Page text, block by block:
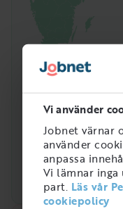
Vi använder
Jobnet värnar
använder
anpassa
Vi lämnar
part. Läs vår
cookiepolicy